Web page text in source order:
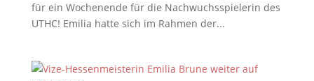
für ein Wochenende für die Nachwuchsspielerin des
UTHC! Emilia hatte sich im Rahmen der...